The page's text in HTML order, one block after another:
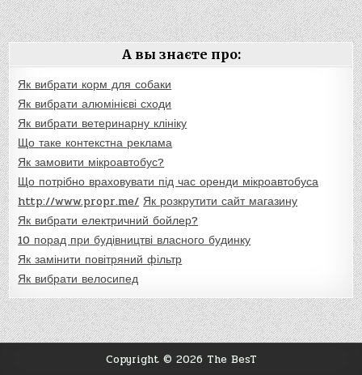
А вы знаєте про:
Як вибрати корм для собаки
Як вибрати алюмінієві сходи
Як вибрати ветеринарну клініку
Що таке контекстна реклама
Як замовити мікроавтобус?
Що потрібно враховувати під час оренди мікроавтобуса
http://www.propr.me/ Як розкрутити сайт магазину
Як вибрати електричний бойлер?
10 порад при будівництві власного будинку
Як замінити повітряний фільтр
Як вибрати велосипед
Copyright © 2026 The BesT